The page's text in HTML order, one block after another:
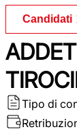
Candidati
Tipo di